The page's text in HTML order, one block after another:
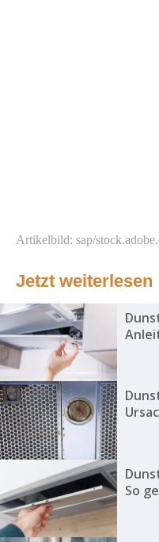
Artikelbild: sap/
Jetzt weiterlesen
So